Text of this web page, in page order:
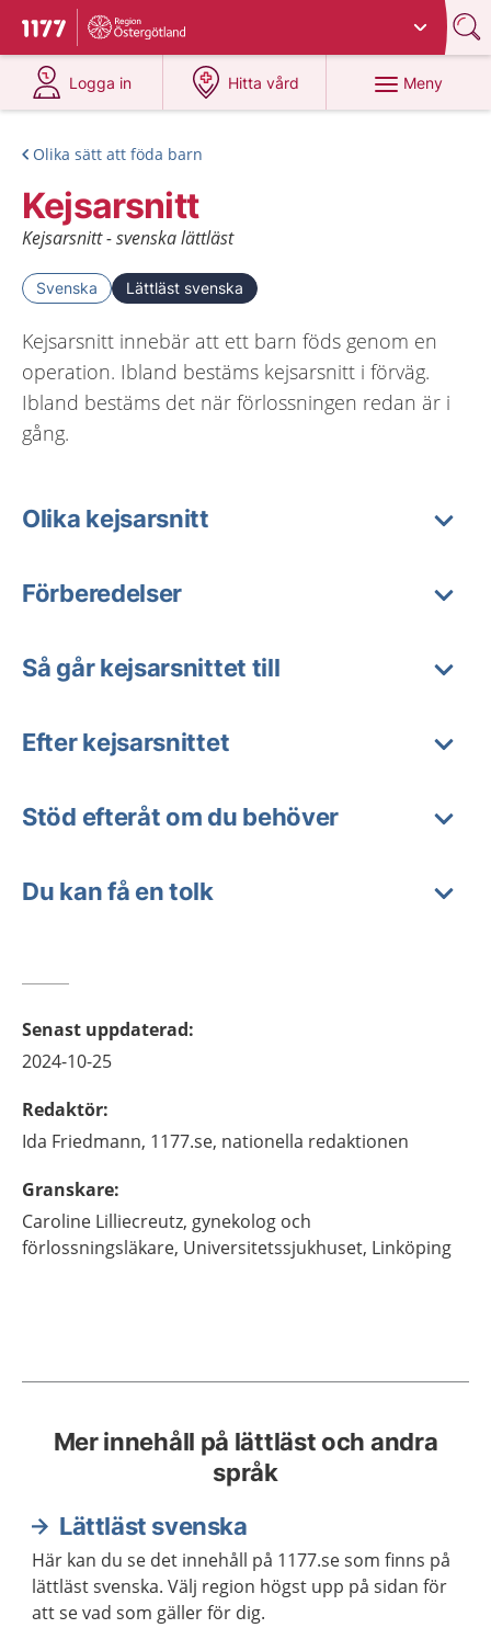
Till startsidan för 1177
Du har valt region
Logga in
på 1177.se
Hitta vård
på 1177.se
Meny
Olika sätt att föda barn
Kejsarsnitt
Kejsarsnitt - svenska lättläst
Svenska Lättläst svenska
Kejsarsnitt innebär att ett barn föds genom en
operation. Ibland bestäms kejsarsnitt i förväg.
Ibland bestäms det när förlossningen redan är i
gång.
Olika kejsarsnitt
Förberedelser
Så går kejsarsnittet till
Efter kejsarsnittet
Stöd efteråt om du behöver
Du kan få en tolk
Senast uppdaterad:
2024-10-25
Redaktör:
Ida Friedmann, 1177.se, nationella redaktionen
Granskare:
Caroline Lilliecreutz, gynekolog och
förlossningsläkare, Universitetssjukhuset, Linköping
Mer innehåll på lättläst och andra
språk
Lättläst svenska
Här kan du se det innehåll på 1177.se som finns på
lättläst svenska. Välj region högst upp på sidan för
att se vad som gäller för dig.